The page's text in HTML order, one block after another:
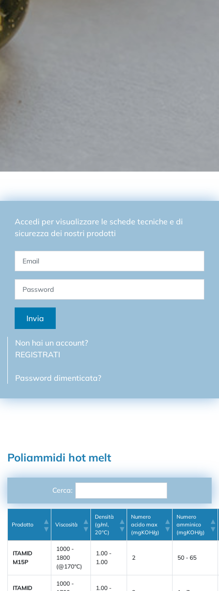
Accedi per visualizzare le schede tecniche e di
sicurezza dei nostri prodotti
Invia
Non hai un account?
REGISTRATI
Password dimenticata?
Poliammidi hot melt
Cerca:
Prodotto Viscosità
Densità
(g/ml,
20°C)
Numero
acido max
(mgKOH/g)
Numero
amminico
(mgKOH/g)
ITAMID
M15P
1000 -
1800
(@170°C)
1.00 -
1.00
2 50 - 65
ITAMID
1000 -
1.00 -